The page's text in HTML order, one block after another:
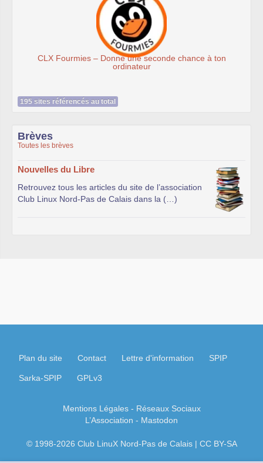
CLX Fourmies – Donne une seconde chance à ton
ordinateur
195 sites référencés au total
Brèves
Toutes les brèves
Nouvelles du Libre
Retrouvez tous les articles du site de l’association
Club Linux Nord-Pas de Calais dans la (…)
Plan du site Contact Lettre d'information SPIP
Sarka-SPIP GPLv3
Mentions Légales- Réseaux Sociaux
L’Association - Mastodon
© 1998-2026 Club LinuX Nord-Pas de Calais | CC BY-SA